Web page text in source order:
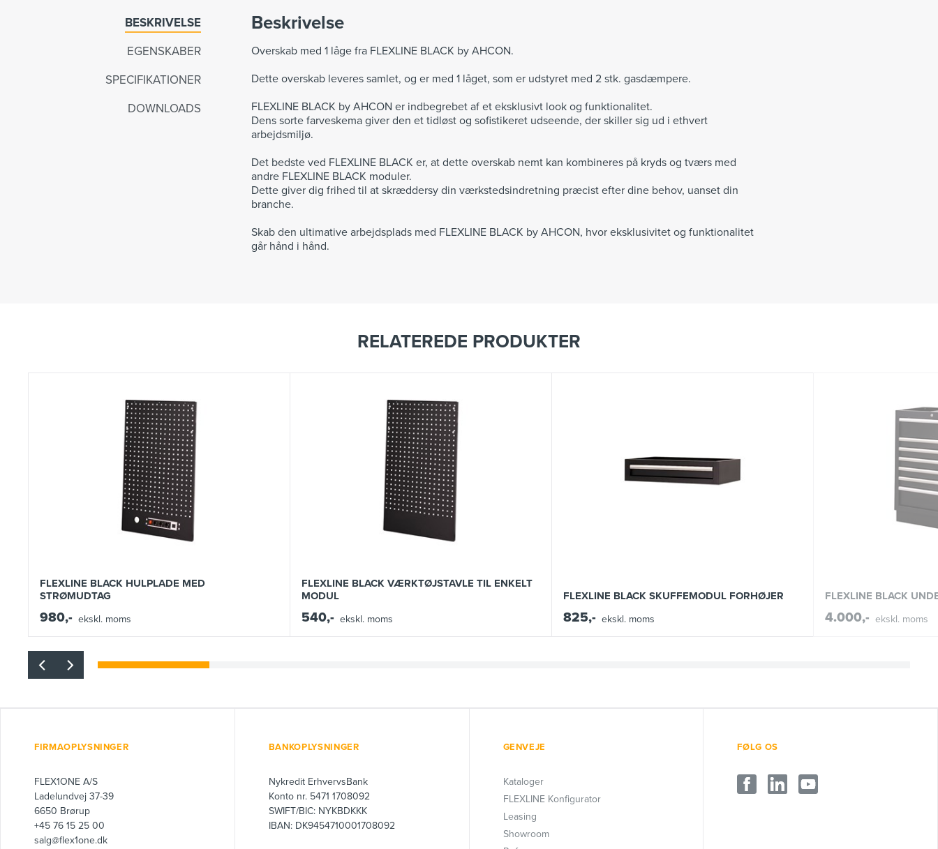
BESKRIVELSE
EGENSKABER
SPECIFIKATIONER
DOWNLOADS
Beskrivelse
Overskab med 1 låge fra FLEXLINE BLACK by AHCON.
Dette overskab leveres samlet, og er med 1 låget, som er udstyret med 2 stk. gasdæmpere.
FLEXLINE BLACK by AHCON er indbegrebet af et eksklusivt look og funktionalitet.
Dens sorte farveskema giver den et tidløst og sofistikeret udseende, der skiller sig ud i ethvert
arbejdsmiljø.
Det bedste ved FLEXLINE BLACK er, at dette overskab nemt kan kombineres på kryds og tværs med
andre FLEXLINE BLACK moduler.
Dette giver dig frihed til at skræddersy din værkstedsindretning præcist efter dine behov, uanset din
branche.
Skab den ultimative arbejdsplads med FLEXLINE BLACK by AHCON, hvor eksklusivitet og funktionalitet
går hånd i hånd.
RELATEREDE PRODUKTER
FLEXLINE BLACK HULPLADE MED
STRØMUDTAG
980,- ekskl. moms
FLEXLINE BLACK VÆRKTØJSTAVLE TIL ENKELT
MODUL
540,- ekskl. moms
FLEXLINE BLACK SKUFFEMODUL FORHØJER
825,- ekskl. moms
FLEXLINE BLACK
4.000,- ekskl. moms
FIRMAOPLYSNINGER
FLEX1ONE A/S
Ladelundvej 37-39
6650 Brørup
+45 76 15 25 00
salg@flex1one.dk
BANKOPLYSNINGER
Nykredit ErhvervsBank
Konto nr. 5471 1708092
SWIFT/BIC: NYKBDKKK
IBAN: DK9454710001708092
GENVEJE
Kataloger
FLEXLINE Konfigurator
Leasing
Showroom
FØLG OS